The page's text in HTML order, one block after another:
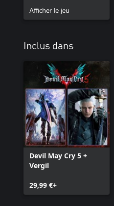
Afficher le jeu
Inclus dans
Devil May Cry 5 +
Vergil
29,99 €+